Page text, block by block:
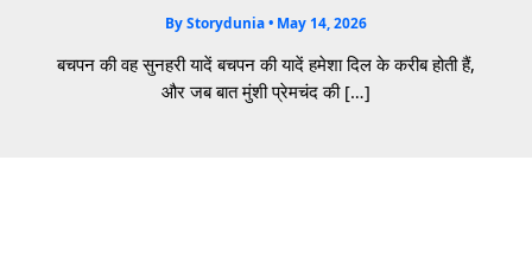
ByStorydunia• May 14, 2026
बचपन की वह सुनहरी यादें बचपन की यादें हमेशा दिल के करीब होती हैं,
और जब बात मुंशी प्रेमचंद की […]